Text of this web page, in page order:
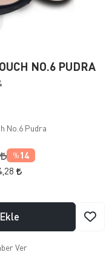
NO.6 PUDRA
No.6 Pudra
% 14
Ver